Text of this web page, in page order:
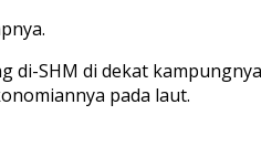
SHM di dekat
pada laut.